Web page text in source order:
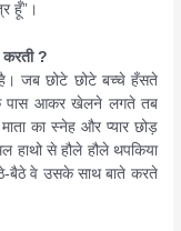
हूँ”।
?
जब छोटे छोटे बच्चे हँसते
पास आकर खेलने लगते तब
का स्नेह और प्यार छोड़
से हौले हौले थपकिया
बैठे वे उसके साथ बाते करते